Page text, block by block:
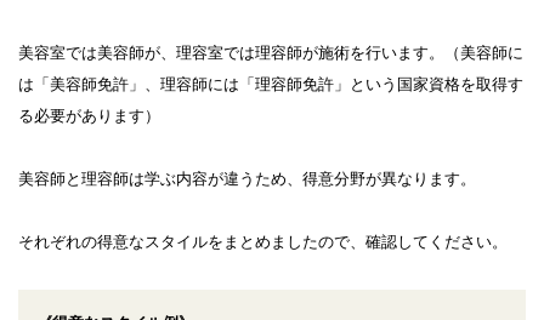
美容室では美容師が、理容室では理容師が施術を行います。（美容師に
は「美容師免許」、理容師には「理容師免許」という国家資格を取得す
る必要があります）
美容師と理容師は学ぶ内容が違うため、得意分野が異なります。
それぞれの得意なスタイルをまとめましたので、確認してください。